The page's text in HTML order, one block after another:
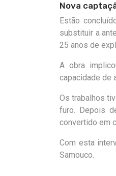
Nova
Estão
substituir a
25 anos de
A obra
capacidade de
Os trabalhos
furo. Depois
convertido em
Com esta
Samouco.